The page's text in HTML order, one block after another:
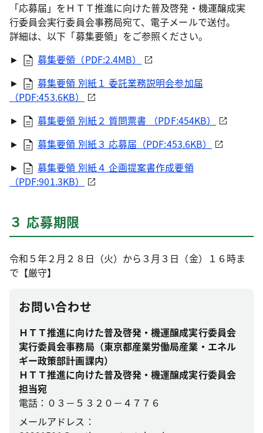
「応募届」をＨＴＴ推進に向けた普及啓発・機運醸成実
行委員会実行委員会事務局宛て、電子メールで送付。
詳細は、以下「募集要領」をご参照ください。
►
募集要領（PDF:2.4MB）
►
募集要領 別紙１ 委託業務説明会参加届
（PDF:453.6KB）
►
募集要領 別紙２ 質問票書 （PDF:454KB）
►
募集要領 別紙３ 応募届（PDF:453.6KB）
►
募集要領 別紙４ 企画提案書作成要領
（PDF:901.3KB）
３ 応募期限
令和５年２月２８日（火）から３月３日（金）１６時ま
で【厳守】
お問い合わせ
ＨＴＴ推進に向けた普及啓発・機運醸成実行委員会
実行委員会事務局（東京都産業労働局産業・エネル
ギー政策部計画課内）
ＨＴＴ推進に向けた普及啓発・機運醸成実行委員会
担当宛
電話：０３－５３２０－４７７６
メールアドレス：